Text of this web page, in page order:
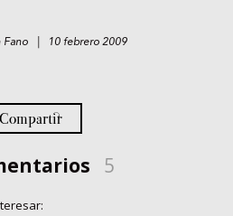
Fano | 10 febrero 2009
Compartir
5